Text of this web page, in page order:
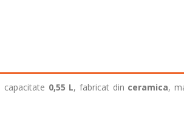
capacitate 0,55 L, fabricat din ceramica,